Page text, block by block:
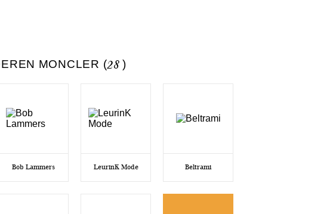
MONCLER (28 )
Bob Lammers LeurinK Mode Beltrami